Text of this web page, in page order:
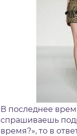
В последнее
спрашиваешь
время?», то в